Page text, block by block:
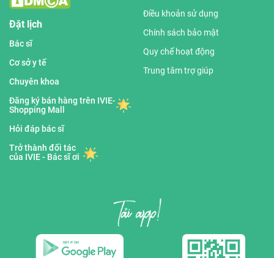
Đặt lịch
Bác sĩ
Cơ sở y tế
Chuyên khoa
Đăng ký bán hàng trên IVIE-
Shopping Mall
Hỏi đáp bác sĩ
Trở thành đối tác
của IVIE - Bác sĩ ơi
Điều khoản sử dụng
Chính sách bảo mật
Quy chế hoạt động
Trung tâm trợ giúp